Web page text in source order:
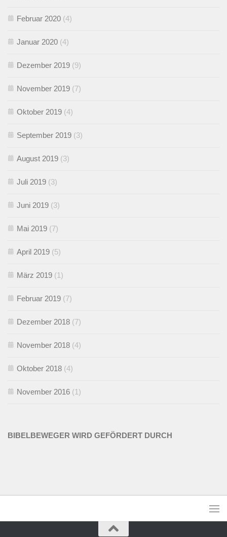
Februar 2020 (4)
Januar 2020 (4)
Dezember 2019 (9)
November 2019 (7)
Oktober 2019 (4)
September 2019 (3)
August 2019 (3)
Juli 2019 (3)
Juni 2019 (3)
Mai 2019 (7)
April 2019 (5)
März 2019 (1)
Februar 2019 (7)
Dezember 2018 (7)
November 2018 (4)
Oktober 2018 (4)
November 2016 (1)
BIBELBEWEGER WIRD GEFÖRDERT DURCH